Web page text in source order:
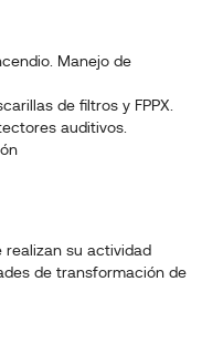
Manejo de
de filtros y FPPX.
auditivos.
realizan su actividad
de transformación de